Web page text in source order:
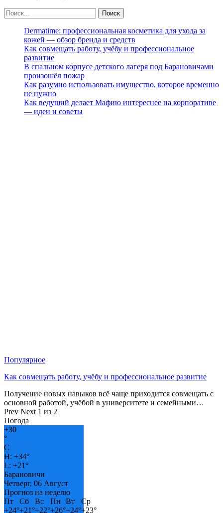
Dermatime: профессиональная косметика для ухода за
кожей — обзор бренда и средств
Как совмещать работу, учёбу и профессиональное
развитие
В спальном корпусе детского лагеря под Барановичами
произошёл пожар
Как разумно использовать имущество, которое временно
не нужно
Как ведущий делает Мафию интереснее на корпоративе
— идеи и советы
Популярное
Как совмещать работу, учёбу и профессиональное развитие
Получение новых навыков всё чаще приходится совмещать с
основной работой, учёбой в университете и семейными…
Prev Next 1 из 2
Погода
+30
°
C
H: +34°
L: +21°
Барановичи
Четверг, 06 Август
Прогноз на неделю
Пт
Сб Вс Пн Вт
Ср
+24°+21°+22°+26°+24°+23°